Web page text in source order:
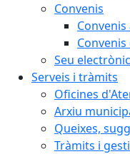
Convenis
Convenis
Seu
Serveis i tràmits
Oficines
Arxiu
Queixes,
Tràmits i